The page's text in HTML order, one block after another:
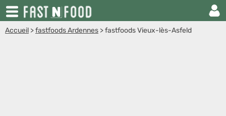
Accueil >fastfoods Ardennes >fastfoods Vieux-lès-Asfeld